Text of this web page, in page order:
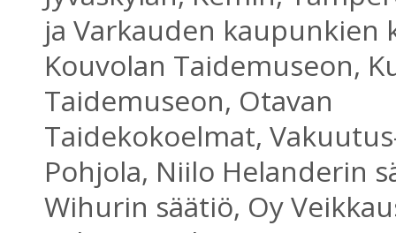
ja Varkauden kaupunkien
Kouvolan Taidemuseon,
Taidemuseon, Otavan
Taidekokoelmat,
Pohjola, Niilo Helanderin
Wihurin säätiö, Oy